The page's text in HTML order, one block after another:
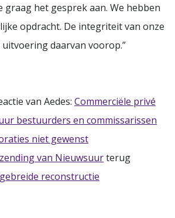
graag het gesprek aan. We hebben
opdracht. De integriteit van onze
daarvan voorop.”
van Aedes: Commerciële privé
bestuurders en commissarissen
niet gewenst
van Nieuwsuurterug
reconstructie